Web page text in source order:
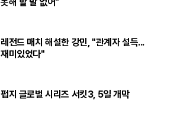
레전드 매치 해설한 강민, "관계자 설득...
재미있었다"
펍지 글로벌 시리즈 서킷3, 5일 개막